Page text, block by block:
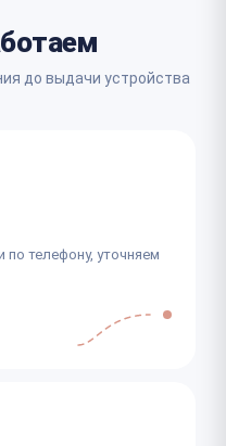
до выдачи устройства
по телефону, уточняем